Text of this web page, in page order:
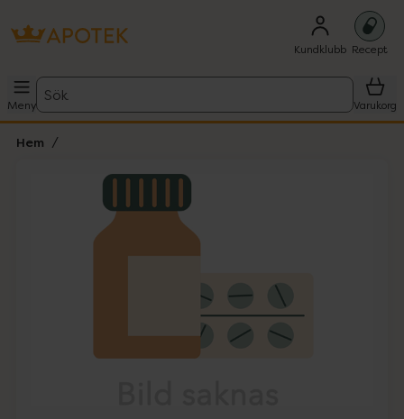
Kundklubb Recept
Meny
Sök
Varukorg
Hem
Lista: . Innehåller 1 objekt.